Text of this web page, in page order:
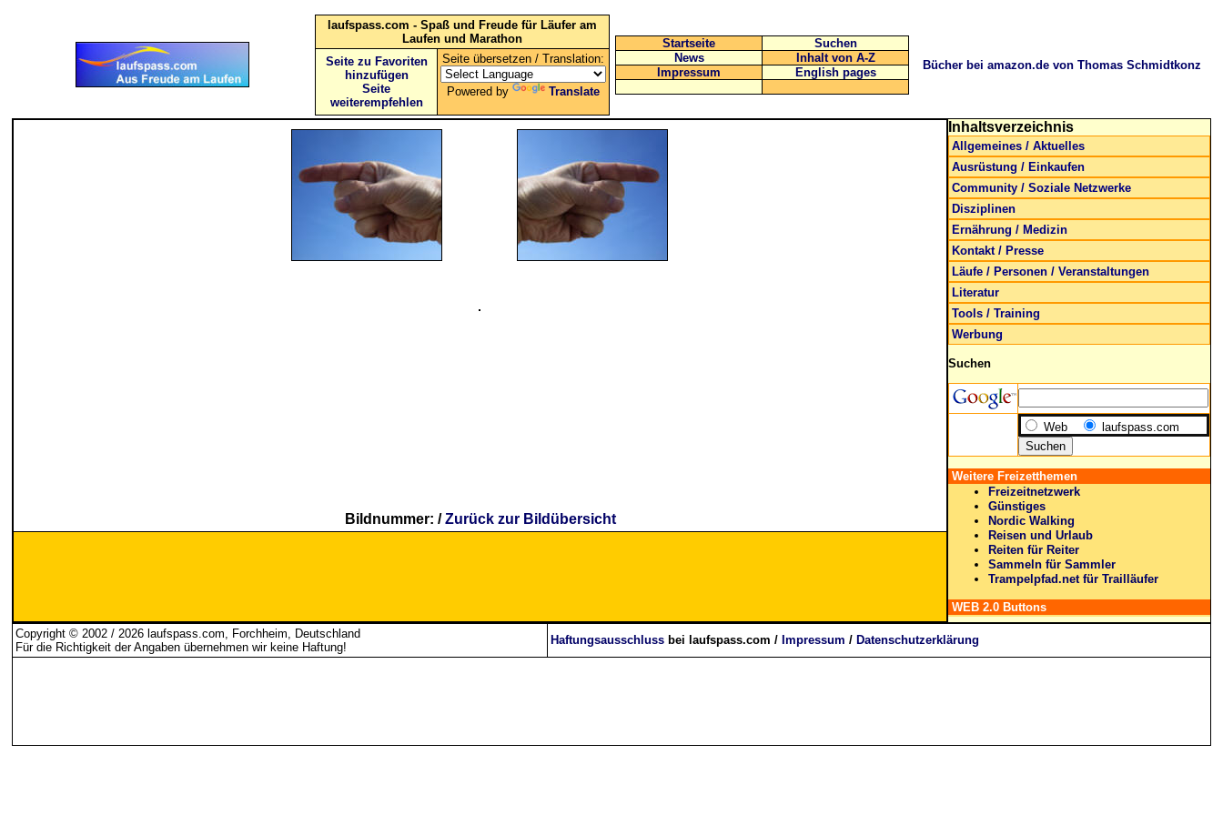
laufspass.com - Spaß und Freude für Läufer am
Laufen und Marathon
Seite zu Favoriten
hinzufügen
Seite
weiterempfehlen
Seite übersetzen / Translation:
Powered by Translate
Startseite
Suchen
News
Inhalt von A-Z
Impressum
English pages
Bücher bei amazon.de von Thomas Schmidtkonz
Bildnummer: /Zurück zur Bildübersicht
Inhaltsverzeichnis
Allgemeines / Aktuelles
Ausrüstung / Einkaufen
Community / Soziale Netzwerke
Disziplinen
Ernährung / Medizin
Kontakt / Presse
Läufe / Personen / Veranstaltungen
Literatur
Tools / Training
Werbung
Suchen
Web laufspass.com
Weitere Freizetthemen
Freizeitnetzwerk
Günstiges
Nordic Walking
Reisen und Urlaub
Reiten für Reiter
Sammeln für Sammler
Trampelpfad.net für Trailläufer
WEB 2.0 Buttons
Copyright © 2002 / 2026 laufspass.com, Forchheim, Deutschland
Für die Richtigkeit der Angaben übernehmen wir keine Haftung!
Haftungsausschluss bei laufspass.com / Impressum / Datenschutzerklärung